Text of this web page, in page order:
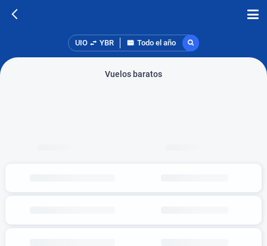
UIO YBR Todo el año
Vuelos baratos